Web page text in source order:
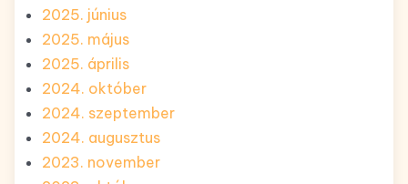
2025. június
2025. május
2025. április
2024. október
2024. szeptember
2024. augusztus
2023. november